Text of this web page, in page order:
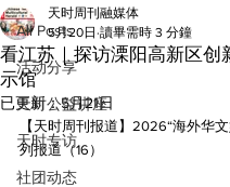
All Posts
活动分享
天时公益讲座
天时专访
社团动态
看江苏｜探访溧阳高新区创
示馆
天时周刊融媒体
5月20日 讀畢需時 3 分鐘
已更新：5月21日
【天时周刊报道】2026“海外华
列报道（16）